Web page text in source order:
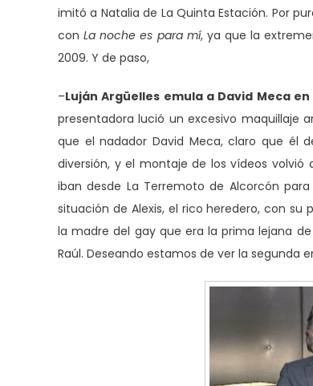
imitó a Natalia de La Quinta Estación. Por
conLa noche es para mí, ya que la
2009. Y de paso,
–Luján Argüelles emula a David Meca
presentadora lució un excesivo maquillaje
que el nadador David Meca, claro que él
diversión, y el montaje de los vídeos
iban desde La Terremoto de Alcorcón
situación de Alexis, el rico heredero, con
la madre del gay que era la prima lejana
Raúl. Deseando estamos de ver la segunda